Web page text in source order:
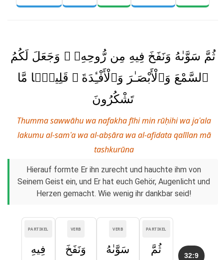
ثُمَّ سَوَّىٰهُ وَنَفَخَ فِيهِ مِن رُّوحِهِۦ ۖ وَجَعَلَ لَكُمُ
ٱلسَّمْعَ وَٱلْأَبْصَـٰرَ وَٱلْأَفْـِٔدَةَ ۚ قَلِيلًۭا مَّا
تَشْكُرُونَ
Thumma sawwāhu wa nafakha fīhi min rūḥihi wa jaʿala
lakumu al-samʿa wa al-abṣāra wa al-afidata qalīlan mā
tashkurūna
Hierauf formte Er ihn zurecht und hauchte ihm von
Seinem Geist ein, und Er hat euch Gehör, Augenlicht und
Herzen gemacht. Wie wenig ihr dankbar seid!
32:9
PARTIKEL
ثُمَّ
VERB
سَوَّىٰهُ
VERB
وَنَفَخَ
PARTIKEL
فِيهِ